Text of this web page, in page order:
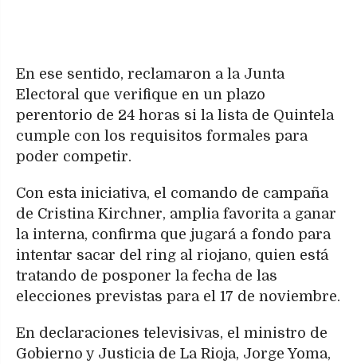
En ese sentido, reclamaron a la Junta
Electoral que verifique en un plazo
perentorio de 24 horas si la lista de Quintela
cumple con los requisitos formales para
poder competir.
Con esta iniciativa, el comando de campaña
de Cristina Kirchner, amplia favorita a ganar
la interna, confirma que jugará a fondo para
intentar sacar del ring al riojano, quien está
tratando de posponer la fecha de las
elecciones previstas para el 17 de noviembre.
En declaraciones televisivas, el ministro de
Gobierno y Justicia de La Rioja, Jorge Yoma,